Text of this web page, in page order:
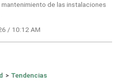
de las instalaciones
/ 10:12 AM
> Tendencias